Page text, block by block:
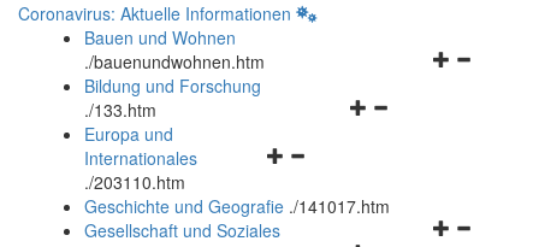
Coronavirus: Aktuelle Informationen
Bauen und Wohnen
./bauenundwohnen.htm
Navigationsmenü
Bildung und Forschung
./133.htm
Navigationsmenü
und
schließen
Europa und
Internationales
./203110.htm
Geschichte und Geografie ./141017.htm
Gesellschaft und Soziales